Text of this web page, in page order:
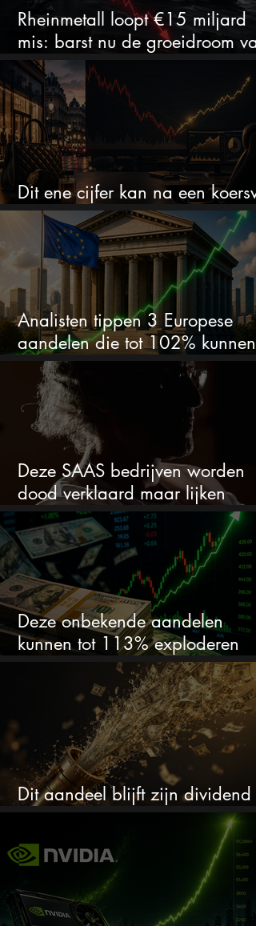
Rheinmetall loopt €15 miljard
mis: barst nu de groeidroom van
het defensiebedrijf?
Dit ene cijfer kan na een
van 50% alles veranderen
Analisten tippen 3 Europese
aandelen die tot 102% kunnen
stijgen
Deze SAAS bedrijven worden
dood verklaard maar lijken
springlevend
Deze onbekende aandelen
kunnen tot 113% exploderen
(één springt eruit)
Dit aandeel blijft zijn dividend
verhogen, wat er ook gebeurt